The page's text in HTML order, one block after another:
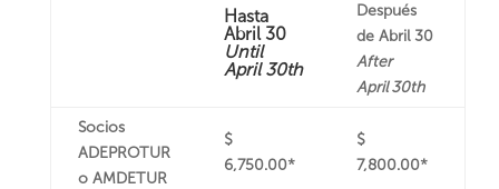
Hasta
Abril 30
Until
April 30th
Después
de Abril 30
After
April 30th
Socios
ADEPROTUR
o AMDETUR
$
6,750.00*
$
7,800.00*